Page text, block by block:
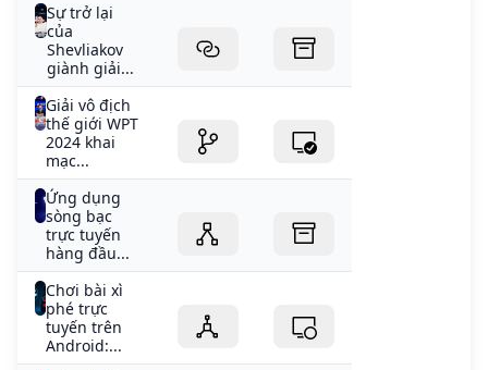
Sự trở lại
của
Shevliakov
giành giải...
Giải vô địch
thế giới WPT
2024 khai
mạc...
Ứng dụng
sòng bạc
trực tuyến
hàng đầu...
Chơi bài xì
phé trực
tuyến trên
Android:...